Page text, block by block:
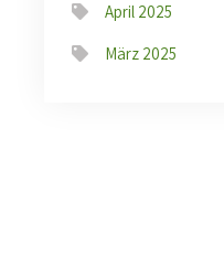
April 2025
März 2025